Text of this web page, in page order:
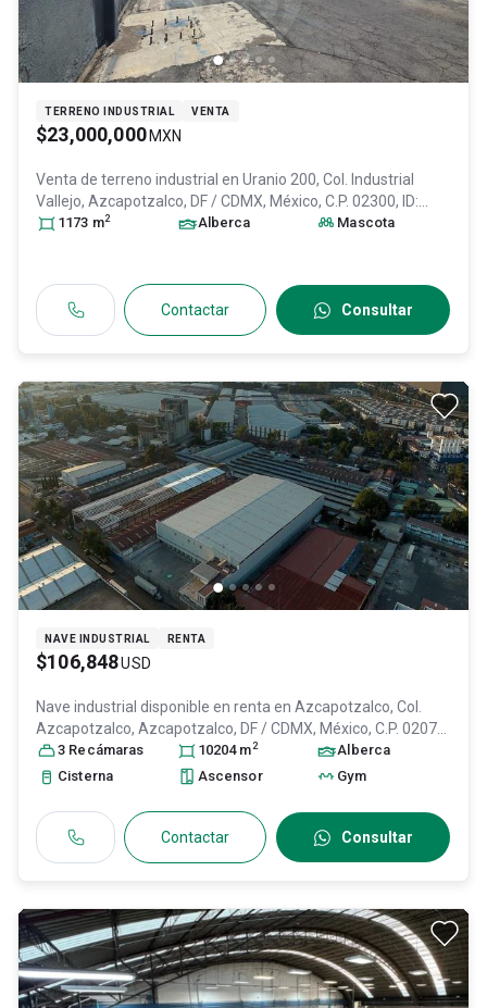
TERRENO INDUSTRIAL VENTA
$23,000,000 MXN
Venta de terreno industrial en Uranio 200, Col. Industrial
Vallejo, Azcapotzalco, DF / CDMX, México, C.P. 02300, ID:
30940016
1173 m2 Alberca Mascota
Contactar Consultar
NAVE INDUSTRIAL RENTA
$106,848USD
Nave industrial disponible en renta en Azcapotzalco, Col.
Azcapotzalco, Azcapotzalco, DF / CDMX, México, C.P. 02070
ID:31553542
3 Recámaras 10204 m2
Alberca
Cisterna
Ascensor Gym
Contactar Consultar